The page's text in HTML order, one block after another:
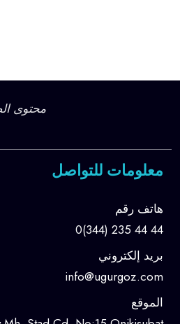
محتوى
معلومات للتواصل
هاتف رقم
0(344) 235 44 44
بريد إلكتروني
info@ugurgoz.com
الموقع